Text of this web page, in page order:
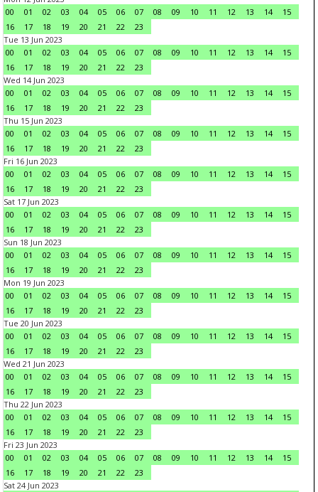
00
01 02 03 04 05 06 07 08 09 10 11 12 13 14
15
16
17 18 19 20 21 22
23
Tue 13 Jun 2023
00
01 02 03 04 05 06 07 08 09 10 11 12 13 14
15
16
17 18 19 20 21 22
23
Wed 14 Jun 2023
00
01 02 03 04 05 06 07 08 09 10 11 12 13 14
15
16
17 18 19 20 21 22
23
Thu 15 Jun 2023
00
01 02 03 04 05 06 07 08 09 10 11 12 13 14
15
16
17 18 19 20 21 22
23
Fri 16 Jun 2023
00
01 02 03 04 05 06 07 08 09 10 11 12 13 14
15
16
17 18 19 20 21 22
23
Sat 17 Jun 2023
00
01 02 03 04 05 06 07 08 09 10 11 12 13 14
15
16
17 18 19 20 21 22
23
Sun 18 Jun 2023
00
01 02 03 04 05 06 07 08 09 10 11 12 13 14
15
16
17 18 19 20 21 22
23
Mon 19 Jun 2023
00
01 02 03 04 05 06 07 08 09 10 11 12 13 14
15
16
17 18 19 20 21 22
23
Tue 20 Jun 2023
00
01 02 03 04 05 06 07 08 09 10 11 12 13 14
15
16
17 18 19 20 21 22
23
Wed 21 Jun 2023
00
01 02 03 04 05 06 07 08 09 10 11 12 13 14
15
16
17 18 19 20 21 22
23
Thu 22 Jun 2023
00
01 02 03 04 05 06 07 08 09 10 11 12 13 14
15
16
17 18 19 20 21 22
23
Fri 23 Jun 2023
00
01 02 03 04 05 06 07 08 09 10 11 12 13 14
15
16
17 18 19 20 21 22
23
Sat 24 Jun 2023